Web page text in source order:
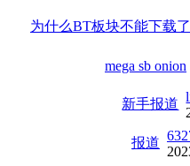
为什么BT板块不能下载
mega sb onion
新手报道
报道